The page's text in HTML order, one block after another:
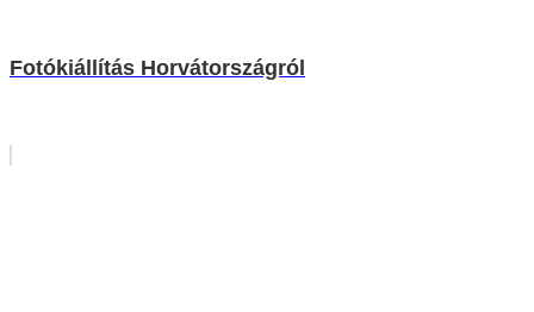
Fotókiállítás Horvátországról